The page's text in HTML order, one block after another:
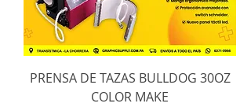
PRENSA DE TAZAS BULLDOG 30OZ
COLOR MAKE